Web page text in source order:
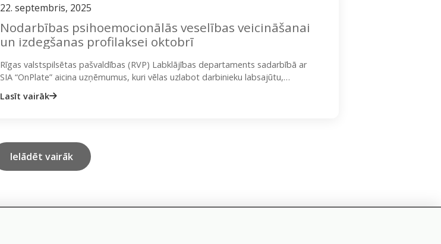
22. septembris, 2025
Nodarbības psihoemocionālās veselības veicināšanai
un izdegšanas profilaksei oktobrī
Rīgas valstspilsētas pašvaldības (RVP) Labklājības departaments sadarbībā ar
SIA “OnPlate” aicina uzņēmumus, kuri vēlas uzlabot darbinieku labsajūtu,
Lasīt vairāk
Ielādēt vairāk